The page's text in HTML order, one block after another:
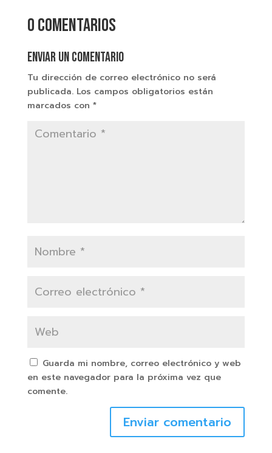
0 comentarios
Enviar un comentario
Tu dirección de correo electrónico no será
publicada. Los campos obligatorios están
marcados con *
Guarda mi nombre, correo electrónico y web
en este navegador para la próxima vez que
comente.
Enviar comentario